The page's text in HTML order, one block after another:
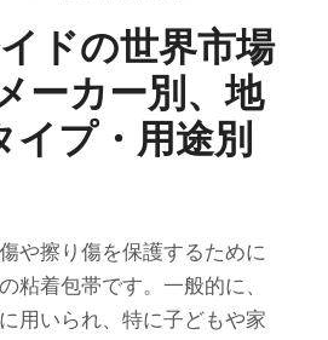
ドの世界市場
ーカー別、地
イプ・用途別
や擦り傷を保護するために
粘着包帯です。一般的に、
用いられ、特に子どもや家